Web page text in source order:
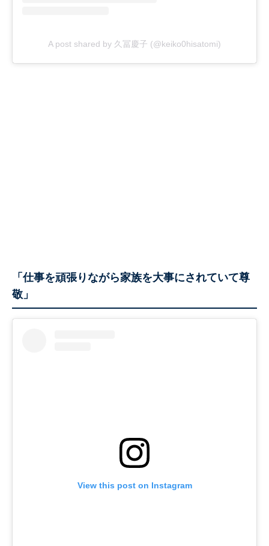
A post shared by 久冨慶子 (@keiko0hisatomi)
「仕事を頑張りながら家族を大事にされていて尊
敬」
View this post on Instagram